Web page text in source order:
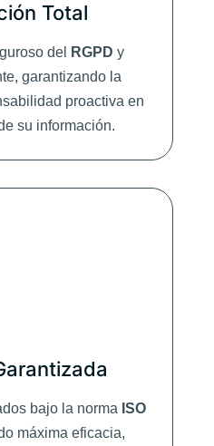
Total
del RGPD y
garantizando la
proactiva en
su información.
bajo la norma ISO
máxima eficacia,